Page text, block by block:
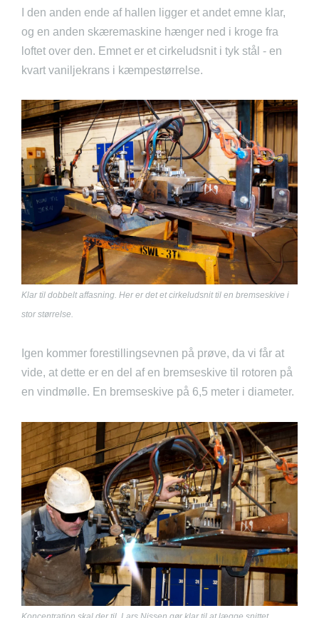
I den anden ende af hallen ligger et andet emne klar,
og en anden skæremaskine hænger ned i kroge fra
loftet over den. Emnet er et cirkeludsnit i tyk stål - en
kvart vaniljekrans i kæmpestørrelse.
Klar til dobbelt affasning. Her er det et cirkeludsnit til en bremseskive i
stor størrelse.
Igen kommer forestillingsevnen på prøve, da vi får at
vide, at dette er en del af en bremseskive til rotoren på
en vindmølle. En bremseskive på 6,5 meter i diameter.